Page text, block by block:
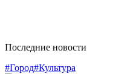
Последние новости
#Город#Культура